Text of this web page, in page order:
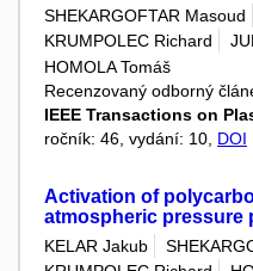
SHEKARGOFTAR Masoud
KRUMPOLEC Richard
HOMOLA Tomáš
Recenzovaný odborný
IEEE Transactions on
ročník: 46, vydání: 10, DOI
Activation of
atmospheric pressure
KELAR Jakub